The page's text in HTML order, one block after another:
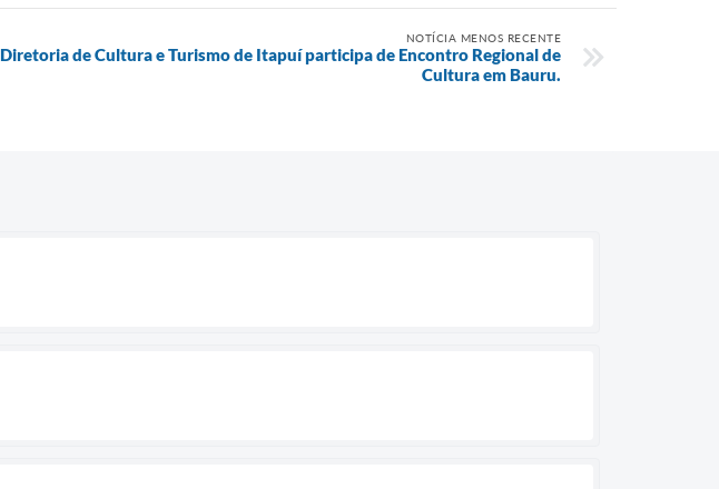
NOTÍCIA MENOS RECENTE
Diretoria de Cultura e Turismo de Itapuí participa de Encontro Regional de
Cultura em Bauru.